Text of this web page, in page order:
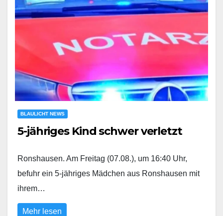
BLAULICHT NEWS
5-jähriges Kind schwer verletzt
Ronshausen. Am Freitag (07.08.), um 16:40 Uhr,
befuhr ein 5-jähriges Mädchen aus Ronshausen mit
ihrem…
Mehr lesen